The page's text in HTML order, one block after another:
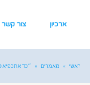
ארכיון צור קשר
ראשי » מאמרים » ״כד אתכפיא